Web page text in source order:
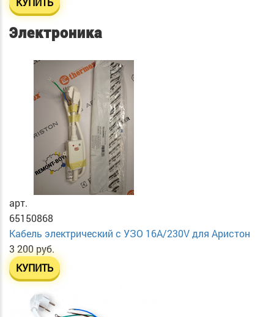
Электроника
арт.
65150868
Кабель электрический с УЗО 16А/230V для Аристон
3 200 руб.
КУПИТЬ